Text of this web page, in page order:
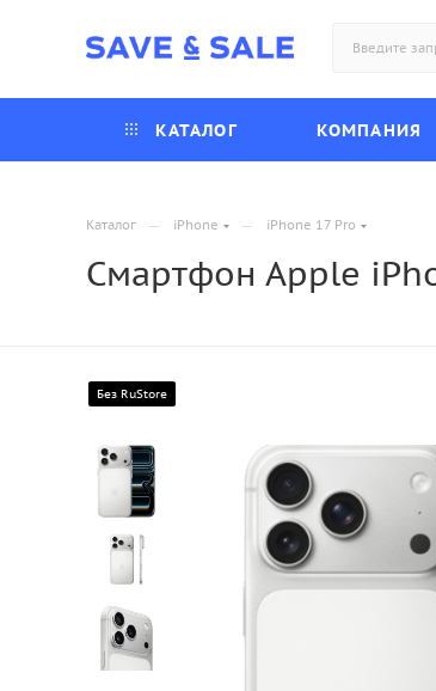
КАТАЛОГ КОМПАНИЯ
Каталог — iPhone — iPhone 17 Pro
Смартфон Apple
Без RuStore